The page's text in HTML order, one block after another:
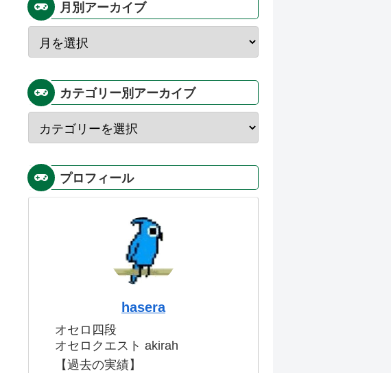
月別アーカイブ
カテゴリー別アーカイブ
プロフィール
hasera
オセロ四段
オセロクエスト akirah
【過去の実績】